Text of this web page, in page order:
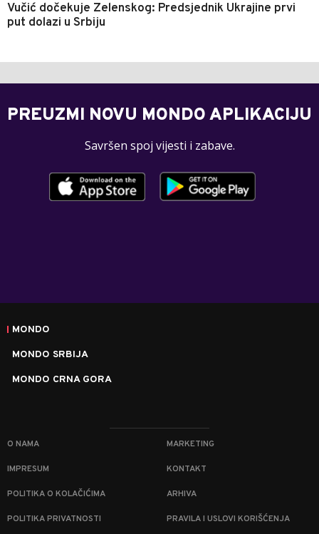
Vučić dočekuje Zelenskog: Predsjednik Ukrajine prvi
put dolazi u Srbiju
PREUZMI NOVU MONDO APLIKACIJU
Savršen spoj vijesti i zabave.
MONDO
MONDO SRBIJA
MONDO CRNA GORA
O NAMA MARKETING
IMPRESUM KONTAKT
POLITIKA O KOLAČIĆIMA ARHIVA
POLITIKA PRIVATNOSTI PRAVILA I USLOVI KORIŠĆENJA